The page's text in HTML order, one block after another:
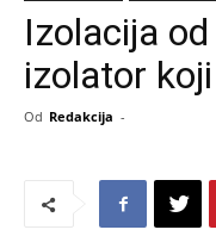
Izolacija
izolator
Od Redakcija -